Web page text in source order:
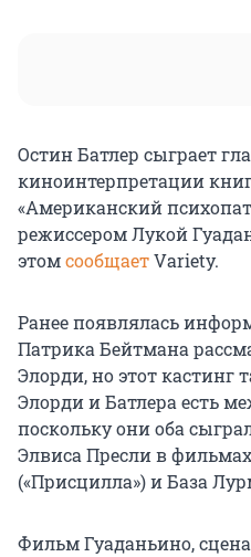
Остин Батлер сыграет
киноинтерпретации
«Американский
режиссером Лукой
этомсообщаетVariety.
Ранее появлялась
Патрика Бейтмана
Элорди, но этот кастинг
Элорди и Батлера есть
поскольку они оба
Элвиса Пресли в
(«Присцилла») и База
Фильм Гуаданьино,